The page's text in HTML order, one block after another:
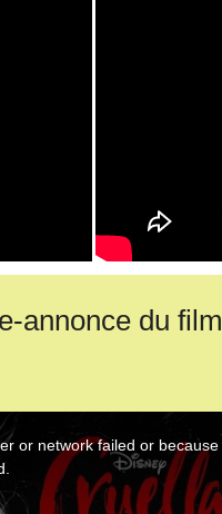
annonce du